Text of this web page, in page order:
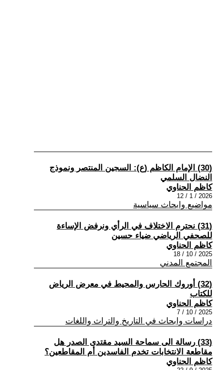
(30) الإمام الكاظم (ع): السجين المنتصر ونموذج
النضال السلمي
كاظم الحناوي
2026 / 1 / 12
مواضيع وابحاث سياسية
(31) نحترم الاختلاف في الرأي ونرفض الإساءة
للصحفي الرياضي ضياء حسين
كاظم الحناوي
2025 / 10 / 18
المجتمع المدني
(32) أوروك الحارس والمحيط في معرض الرياض
للكتاب
كاظم الحناوي
2025 / 10 / 7
دراسات وابحاث في التاريخ والتراث واللغات
(33) رسالة الى سماحة السيد مقتدى الصدر هل
مقاطعة الانتخابات تخدم الفاسدين أم المقاطعين؟
كاظم الحناوي